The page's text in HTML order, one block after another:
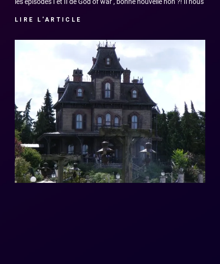
LIRE L'ARTICLE